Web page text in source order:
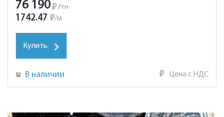
76 190₽ /тн
1742.47 ₽/м
Купить
В наличии ₽ Цена с НДС